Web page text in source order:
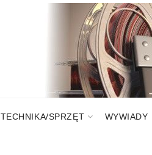
TECHNIKA/SPRZĘT WYWIADY